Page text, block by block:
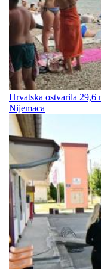
Hrvatska ostvarila 29,6
Nijemaca